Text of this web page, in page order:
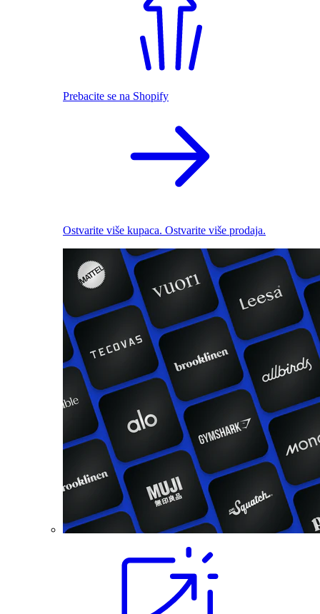
Prebacite se na Shopify
Ostvarite više kupaca. Ostvarite više prodaja.